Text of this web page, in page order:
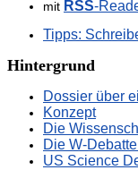
mit RSS-
Tipps:
Hintergrund
Dossier über
Konzept
Die
Die W-
US Science